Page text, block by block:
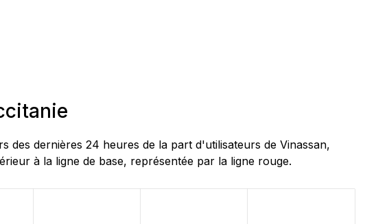
dernières 24 heures de la part d'utilisateurs de Vinassan,
à la ligne de base, représentée par la ligne rouge.